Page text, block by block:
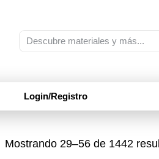
Login/Registro
Mostrando 29–56 de 1442